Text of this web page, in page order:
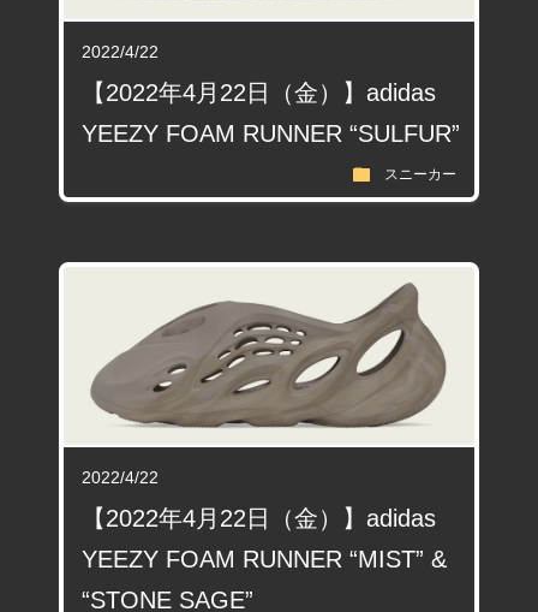
2022/4/22
【2022年4月22日（金）】adidas
YEEZY FOAM RUNNER “SULFUR”
folder スニーカー
2022/4/22
【2022年4月22日（金）】adidas
YEEZY FOAM RUNNER “MIST” &
“STONE SAGE”